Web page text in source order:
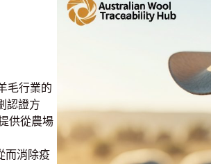
毛行業的
認證方
供從農場
而消除疫